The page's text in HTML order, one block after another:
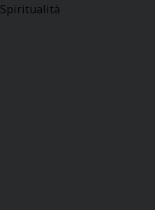
Spiritualità